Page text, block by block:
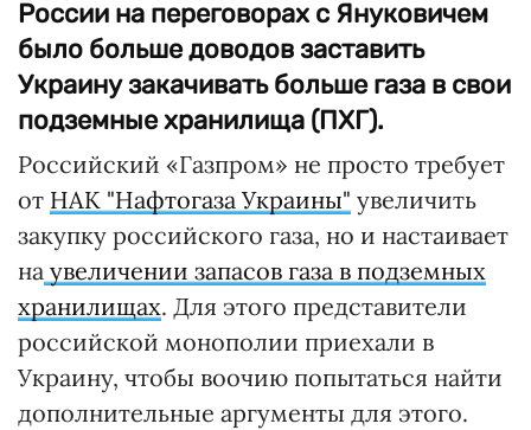
России на переговорах с Януковичем
было больше доводов заставить
Украину закачивать больше газа в свои
подземные хранилища (ПХГ).
Российский «Газпром» не просто требует
от НАК "Нафтогаза Украины" увеличить
закупку российского газа, но и настаивает
на увеличении запасов газа в подземных
хранилищах. Для этого представители
российской монополии приехали в
Украину, чтобы воочию попытаться найти
дополнительные аргументы для этого.